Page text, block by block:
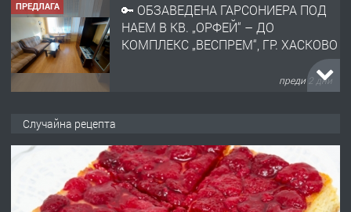
ПРЕДЛАГА
🔑 ОБЗАВЕДЕНА ГАРСОНИЕРА ПОД
НАЕМ В КВ. „ОРФЕЙ“ – ДО
КОМПЛЕКС „ВЕСПРЕМ“, ГР. ХАСКОВО
преди 2 дни
АПАРТАМЕНТ В ЦЕНТЪРА НА ГР.
ХАСКОВО
преди 3 дни
Случайна рецепта